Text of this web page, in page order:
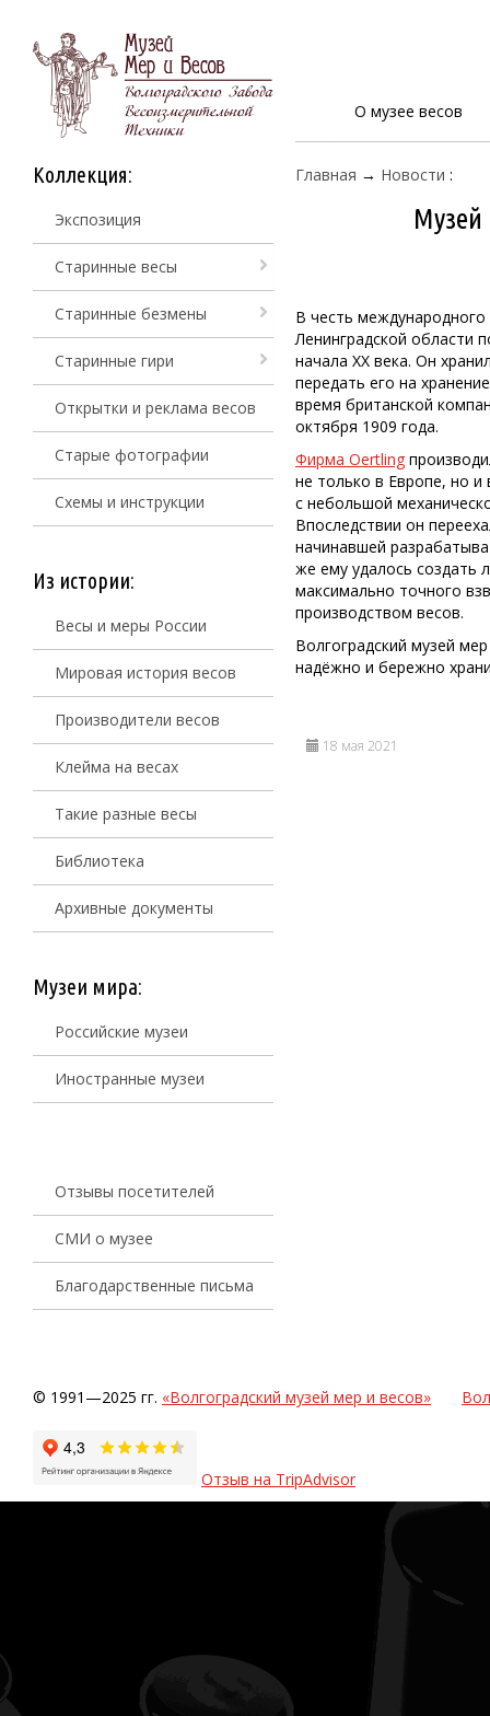
О музее весов
Коллекция:
Экспозиция
Старинные весы
Старинные безмены
Старинные гири
Открытки и реклама весов
Старые фотографии
Схемы и инструкции
Из истории:
Весы и меры России
Мировая история весов
Производители весов
Клейма на весах
Такие разные весы
Библиотека
Архивные документы
Музеи мира:
Российские музеи
Иностранные музеи
Отзывы посетителей
СМИ о музее
Благодарственные письма
Главная → Новости :
Музей
В честь
Ленинградской области
начала ХХ века. Он
передать его на
время британской
октября 1909 года.
Фирма Oertling
не только в Европе, но
с небольшой
Впоследствии он
начинавшей
же ему удалось создать
максимально точного
производством весов.
Волгоградский музей
надёжно и бережно
18 мая 2021
© 1991—2025 гг. «Волгоградский музей мер и весов»
Отзыв на TripAdvisor